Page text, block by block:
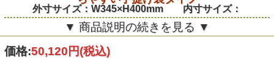
外寸サイズ：W345×H400mm 内寸サイズ：
W330×H400mm
----商品詳細----
商品寸法：外寸：W345×H400mm 内寸サイズ：
W330×H400mm
▼ 商品説明の続きを見る ▼
価格:50,120円(税込)